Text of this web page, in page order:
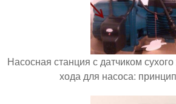
Насосная станция с датчиком
хода для насоса: